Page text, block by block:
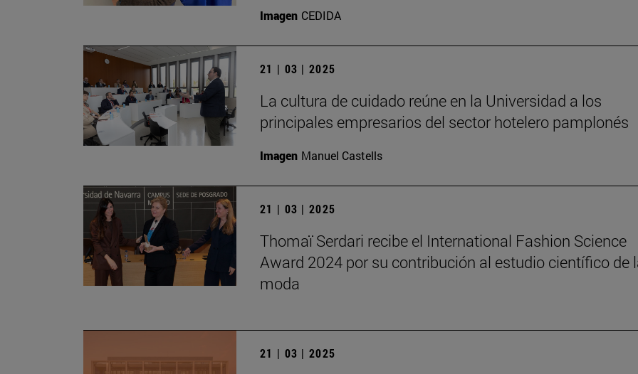
Imagen CEDIDA
21 | 03 | 2025
La cultura de cuidado reúne en la Universidad a los
principales empresarios del sector hotelero pamplonés
Imagen Manuel Castells
21 | 03 | 2025
Thomaï Serdari recibe el International Fashion Science
Award 2024 por su contribución al estudio científico de
moda
21 | 03 | 2025